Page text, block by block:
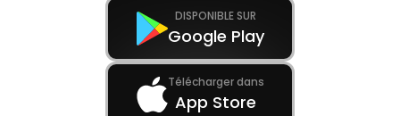
DISPONIBLE SUR
Google Play
Télécharger dans
App Store